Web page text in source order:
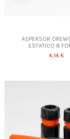
ASPERSOR
ESTATICO 8
4,14 €